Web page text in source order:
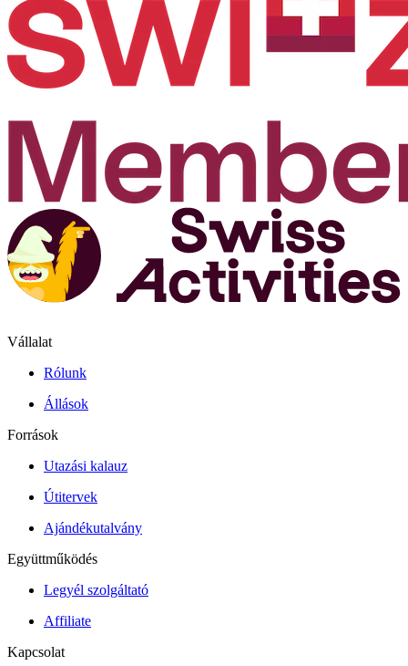
Vállalat
Rólunk
Állások
Források
Utazási kalauz
Útitervek
Ajándékutalvány
Együttműködés
Legyél szolgáltató
Affiliate
Kapcsolat